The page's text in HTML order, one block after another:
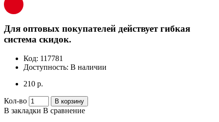
Для оптовых покупателей действует гибкая
система скидок.
Код: 117781
Доступность: В наличии
210 р.
Кол-во В корзину
В закладки В сравнение